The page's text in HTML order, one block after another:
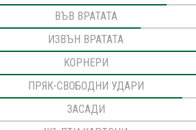
ВЪВ ВРАТАТА
ИЗВЪН ВРАТАТА
КОРНЕРИ
ПРЯК-СВОБОДНИ УДАРИ
ЗАСАДИ